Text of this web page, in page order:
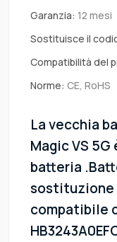
Garanzia: 12 mesi
Sostituisce il
Compatibilità del
Norme: CE, RoHS
La vecchia
Magic VS 5G
batteria
sostituzione
compatibile